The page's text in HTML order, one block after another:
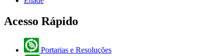
Acesso Rápido
Portarias e Resoluções